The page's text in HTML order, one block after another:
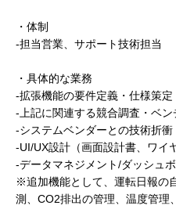
・体制
-担当営業、サポート技術担当
・具体的な業務
-拡張機能の要件定義・仕様策定
-上記に関連する競合調査・ベ
-システムベンダーとの技術折衝
-UI/UX設計（画面設計書、ワイ
-データマネジメント/ダッシュ
※追加機能として、運転日報の
測、CO2排出の管理、温度管理